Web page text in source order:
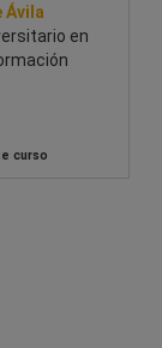
Ávila
en
curso